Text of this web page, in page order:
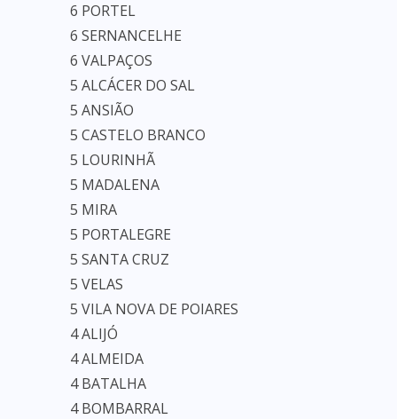
6 PORTEL
6 SERNANCELHE
6 VALPAÇOS
5 ALCÁCER DO SAL
5 ANSIÃO
5 CASTELO BRANCO
5 LOURINHÃ
5 MADALENA
5 MIRA
5 PORTALEGRE
5 SANTA CRUZ
5 VELAS
5 VILA NOVA DE POIARES
4 ALIJÓ
4 ALMEIDA
4 BATALHA
4 BOMBARRAL